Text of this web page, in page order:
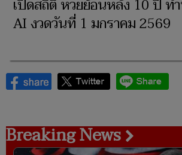
เปิดสถิติ หวยย้อนหลัง 10 ปี ท
AI งวดวันที่ 1 มกราคม 2569
Breaking News